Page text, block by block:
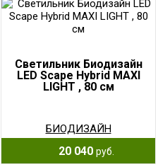
Светильник Биодизайн
LED Scape Hybrid MAXI
LIGHT , 80 см
БИОДИЗАЙН
20 040 руб.